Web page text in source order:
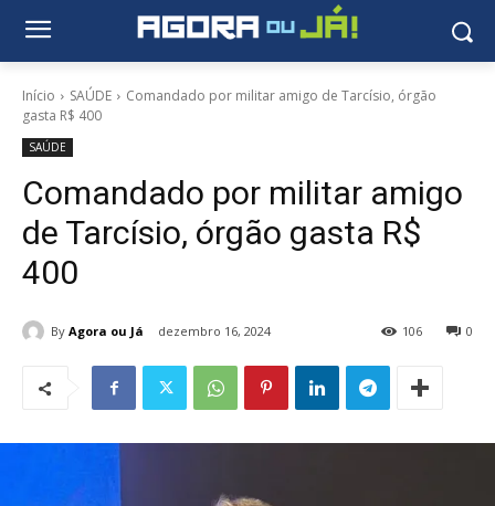
Início SAÚDE
Comandado por militar amigo de Tarcísio, órgão
gasta R$ 400
SAÚDE
Comandado por militar amigo
de Tarcísio, órgão gasta R$
400
By Agora ou Já dezembro 16, 2024 0
106